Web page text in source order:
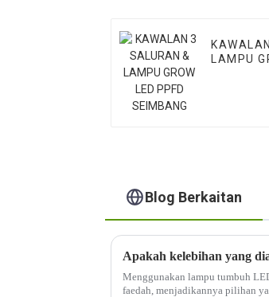
LAMPU
Blog Berkaitan
Menggunakan lampu tumbuh
faedah, menjadikannya pilihan